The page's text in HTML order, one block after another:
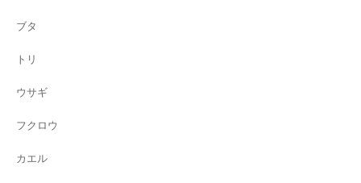
ブタ
トリ
ウサギ
フクロウ
カエル